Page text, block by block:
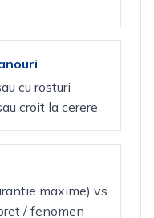
cu rosturi
croit la cerere
maxime) vs
/ fenomen